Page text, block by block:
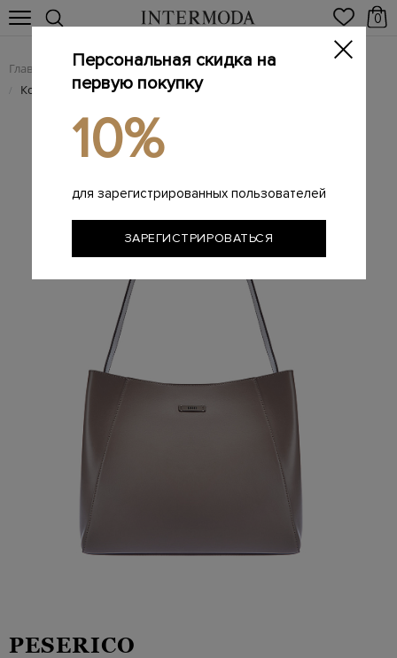
0
Главная Женщинам / Женские сумки из натуральной кожи
/ Кожаный тоут с внутренней сумкой из канваса
PESERICO
Персональная скидка на
первую покупку
10%
для зарегистрированных пользователей
ЗАРЕГИСТРИРОВАТЬСЯ